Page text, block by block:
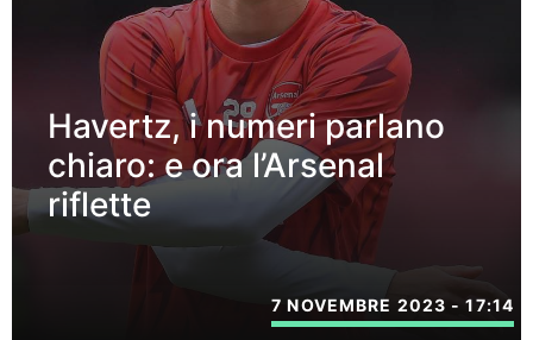
Havertz, i numeri parlano
chiaro: e ora l’Arsenal
riflette
7 NOVEMBRE 2023 - 17:14